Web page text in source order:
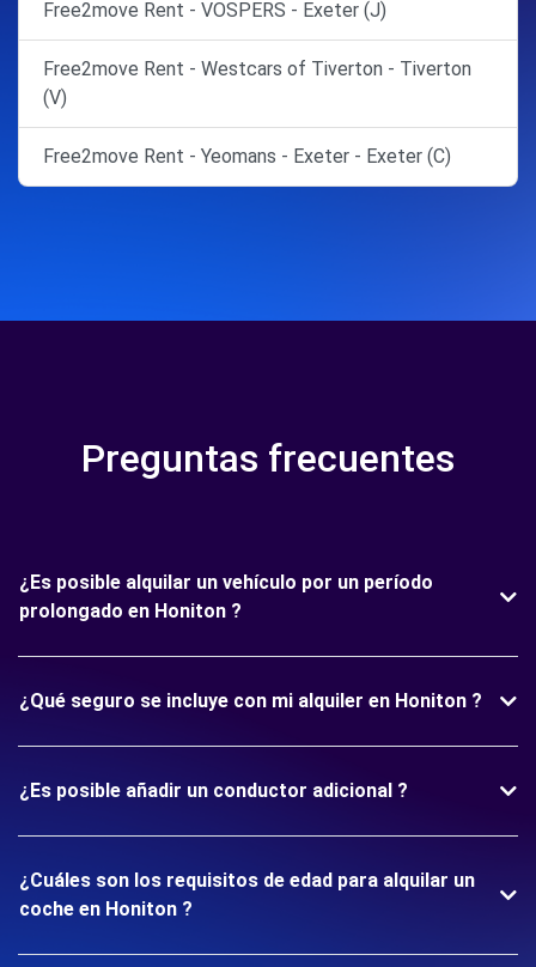
Free2move Rent - VOSPERS - Exeter (J)
Free2move Rent - Westcars of Tiverton - Tiverton
(V)
Free2move Rent - Yeomans - Exeter - Exeter (C)
Preguntas frecuentes
¿Es posible alquilar un vehículo por un período
prolongado en Honiton ?
¿Qué seguro se incluye con mi alquiler en Honiton ?
¿Es posible añadir un conductor adicional ?
¿Cuáles son los requisitos de edad para alquilar un
coche en Honiton ?